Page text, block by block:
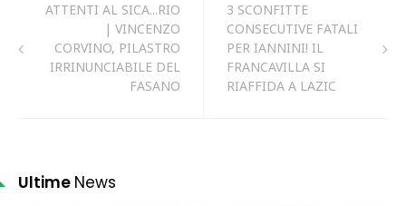
ATTENTI AL SICA...RIO
| VINCENZO
CORVINO, PILASTRO
IRRINUNCIABILE DEL
FASANO
3 SCONFITTE
CONSECUTIVE FATALI
PER IANNINI! IL
FRANCAVILLA SI
RIAFFIDA A LAZIC
Ultime News